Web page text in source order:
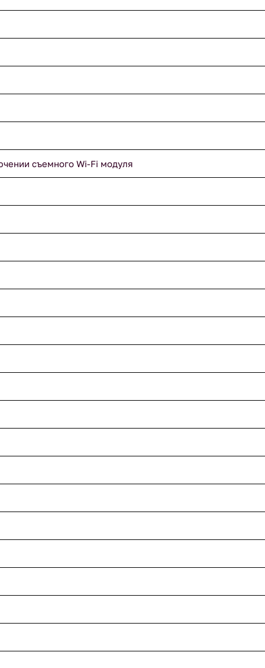
съемного Wi-Fi модуля